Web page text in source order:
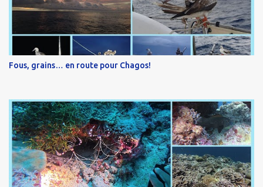
Fous, grains… en route pour Chagos!